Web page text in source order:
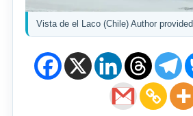
Vista de el Laco (Chile) Author provided